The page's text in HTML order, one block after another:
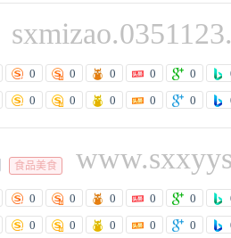
0 0 0 0 0
0 0 0 0 0
食品美食
0 0 0 0 0
0 0 0 0 0